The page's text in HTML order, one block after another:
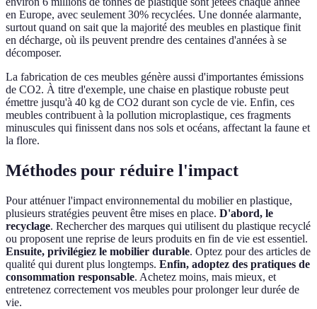
en Europe, avec seulement 30% recyclées. Une donnée alarmante,
surtout quand on sait que la majorité des meubles en plastique finit
en décharge, où ils peuvent prendre des centaines d'années à se
décomposer.
La fabrication de ces meubles génère aussi d'importantes émissions
de CO2. À titre d'exemple, une chaise en plastique robuste peut
émettre jusqu'à 40 kg de CO2 durant son cycle de vie. Enfin, ces
meubles contribuent à la pollution microplastique, ces fragments
minuscules qui finissent dans nos sols et océans, affectant la faune et
la flore.
Méthodes pour réduire l'impact
Pour atténuer l'impact environnemental du mobilier en plastique,
plusieurs stratégies peuvent être mises en place. D'abord, le
recyclage. Rechercher des marques qui utilisent du plastique recyclé
ou proposent une reprise de leurs produits en fin de vie est essentiel.
Ensuite, privilégiez le mobilier durable. Optez pour des articles de
qualité qui durent plus longtemps. Enfin, adoptez des pratiques de
consommation responsable. Achetez moins, mais mieux, et
entretenez correctement vos meubles pour prolonger leur durée de
vie.